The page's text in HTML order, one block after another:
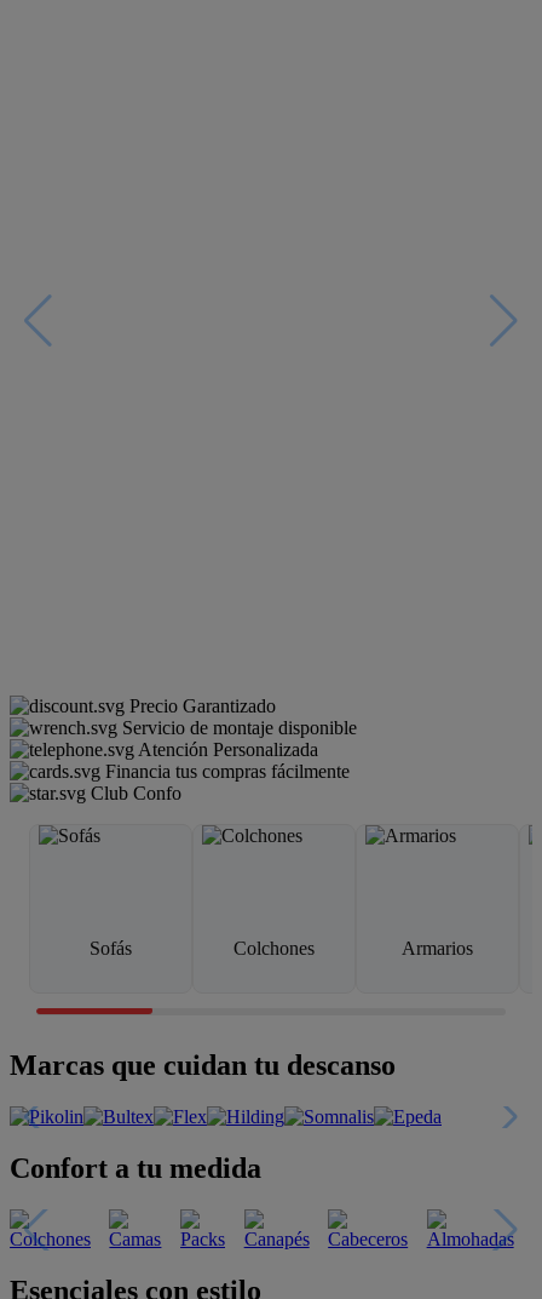
Precio Garantizado
Servicio de montaje disponible
Atención Personalizada
Financia tus compras fácilmente
Club Confo
Sofás Colchones Armarios
Marcas que cuidan tu descanso
Confort a tu medida
Esenciales con estilo